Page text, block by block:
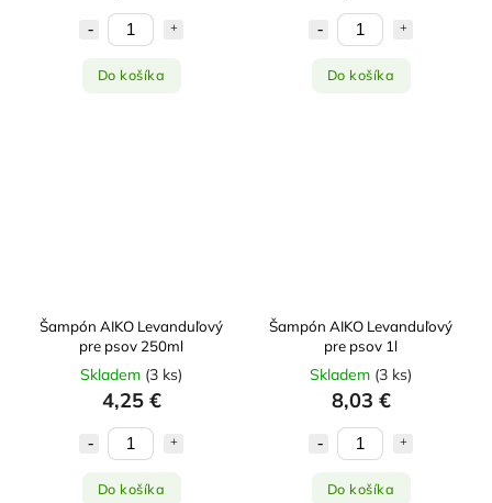
Do košíka Do košíka
Šampón AIKO Levanduľový
pre psov 250ml
Skladem (3 ks)
4,25 €
Do košíka
Šampón AIKO Levanduľový
pre psov 1l
Skladem (3 ks)
8,03 €
Do košíka